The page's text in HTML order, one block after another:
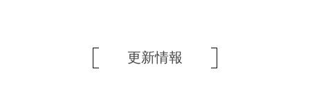
更新情報